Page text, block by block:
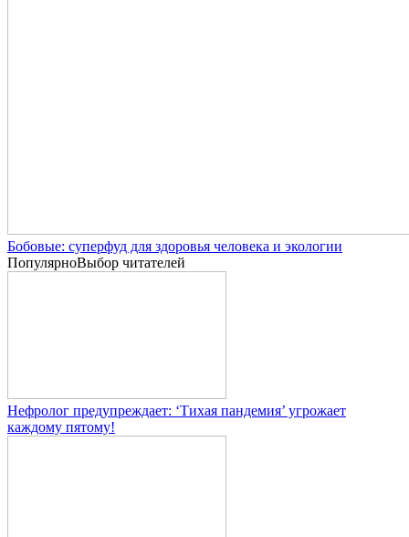
Бобовые: суперфуд для здоровья человека и экологии
ПопулярноВыбор читателей
Нефролог предупреждает: ‘Тихая пандемия’ угрожает
каждому пятому!